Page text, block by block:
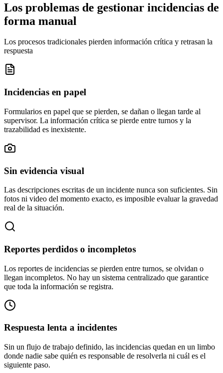
Los problemas de gestionar incidencias de
forma manual
Los procesos tradicionales pierden información crítica y retrasan la
respuesta
Incidencias en papel
Formularios en papel que se pierden, se dañan o llegan tarde al
supervisor. La información crítica se pierde entre turnos y la
trazabilidad es inexistente.
Sin evidencia visual
Las descripciones escritas de un incidente nunca son suficientes. Sin
fotos ni video del momento exacto, es imposible evaluar la gravedad
real de la situación.
Reportes perdidos o incompletos
Los reportes de incidencias se pierden entre turnos, se olvidan o
llegan incompletos. No hay un sistema centralizado que garantice
que toda la información se registra.
Respuesta lenta a incidentes
Sin un flujo de trabajo definido, las incidencias quedan en un limbo
donde nadie sabe quién es responsable de resolverla ni cuál es el
siguiente paso.